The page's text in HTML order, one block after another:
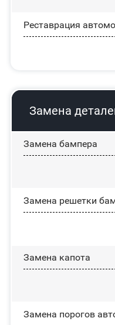
Реставрация
Замена
Замена бампера
Замена решетки
Замена капота
Замена порогов